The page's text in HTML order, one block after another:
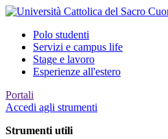
Polo studenti
Servizi e campus life
Stage e lavoro
Esperienze all'estero
Portali
Accedi agli strumenti
Strumenti utili